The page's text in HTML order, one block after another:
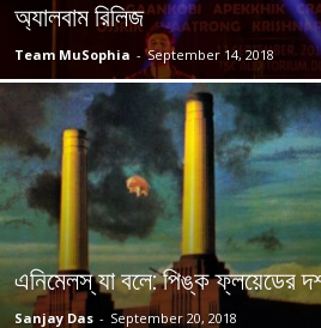
অ্যালবাম রিলিজ
Team MuSophia - September 14, 2018
এনিমেলস্ যা বলে: পিঙ্ক ফ্লয়েডের
Sanjay Das - September 20, 2018